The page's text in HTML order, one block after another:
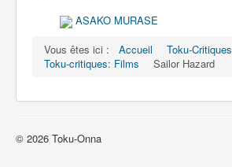
ASAKO MURASE
Vous êtes ici :
Accueil
Toku-Critiques
Toku-critiques: Films
Sailor Hazard
© 2026 Toku-Onna